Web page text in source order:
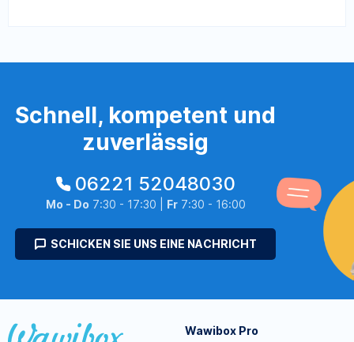
Schnell, kompetent und
zuverlässig
06221 52048030
Mo - Do 7:30 - 17:30 | Fr7:30 - 16:00
SCHICKEN SIE UNS EINE NACHRICHT
Wawibox Pro